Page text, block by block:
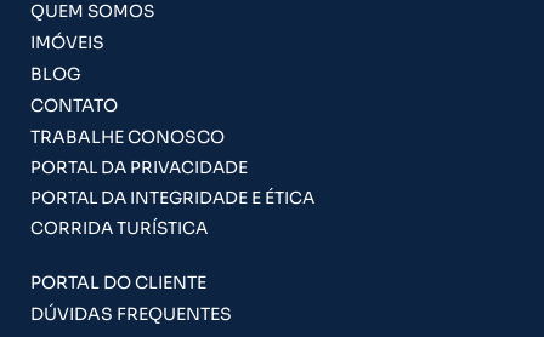
QUEM SOMOS
IMÓVEIS
BLOG
CONTATO
TRABALHE CONOSCO
PORTAL DA PRIVACIDADE
PORTAL DA INTEGRIDADE E ÉTICA
CORRIDA TURÍSTICA
PORTAL DO CLIENTE
DÚVIDAS FREQUENTES